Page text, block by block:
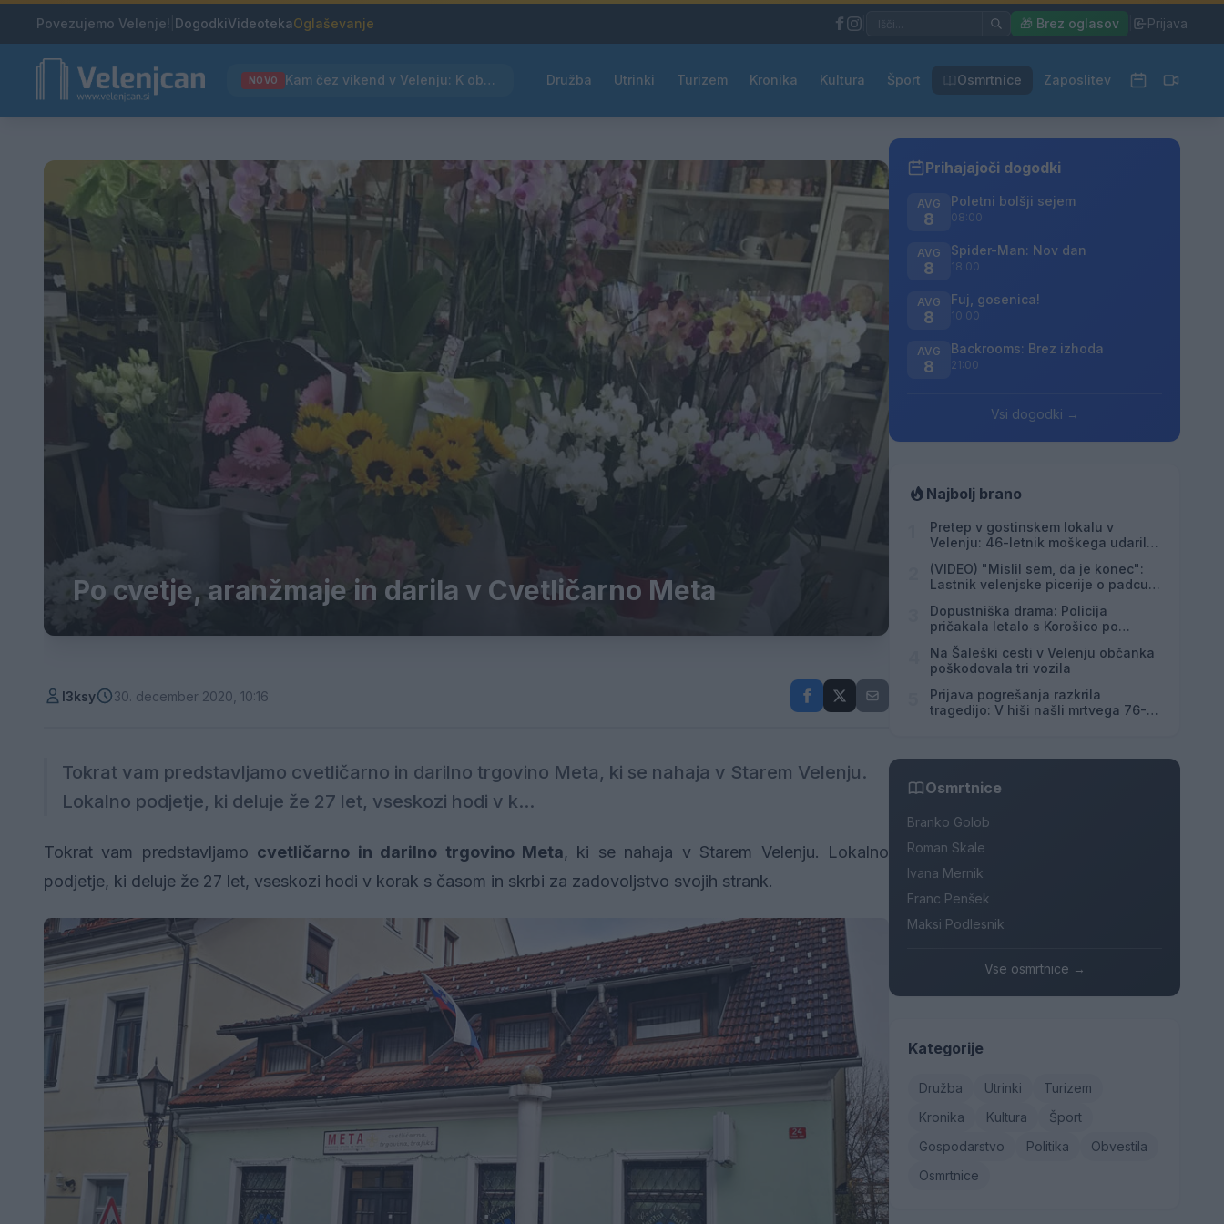
Povezujemo Velenje! DogodkiVideotekaOglaševanje 🎁 Brez oglasov Prijava
NOVO Kam čez vikend v Velenju: K obisku vabi Poletni bolšji sejem Družba Utrinki Turizem Kronika Kultura Šport Osmrtnice Zaposlitev
Po cvetje, aranžmaje in darila v Cvetličarno Meta
l3ksy 30. december 2020, 10:16
Tokrat vam predstavljamo cvetličarno in darilno trgovino Meta, ki se nahaja v Starem Velenju.
Lokalno podjetje, ki deluje že 27 let, vseskozi hodi v k...
Tokrat vam predstavljamo cvetličarno in darilno trgovino Meta, ki se nahaja v Starem Velenju. Lokalno
podjetje, ki deluje že 27 let, vseskozi hodi v korak s časom in skrbi za zadovoljstvo svojih strank.
Prihajajoči dogodki
AVG
8
Poletni bolšji sejem
08:00
AVG
8
Spider-Man: Nov dan
18:00
AVG
8
Fuj, gosenica!
10:00
AVG
8
Backrooms: Brez izhoda
21:00
Vsi dogodki →
Najbolj brano
Pretep v gostinskem lokalu v
Velenju: 46-letnik moškega udaril s
(VIDEO) "Mislil sem, da je konec":
Lastnik velenjske picerije o padcu s
Dopustniška drama: Policija
pričakala letalo s Korošico po
Na Šaleški cesti v Velenju občanka
poškodovala tri vozila
Prijava pogrešanja razkrila
tragedijo: V hiši našli mrtvega 76-
Osmrtnice
Branko Golob
Roman Skale
Ivana Mernik
Franc Penšek
Maksi Podlesnik
Vse osmrtnice →
Kategorije
Družba Utrinki
Turizem
Kronika
Kultura
Šport
Gospodarstvo
Politika
Obvestila
Osmrtnice